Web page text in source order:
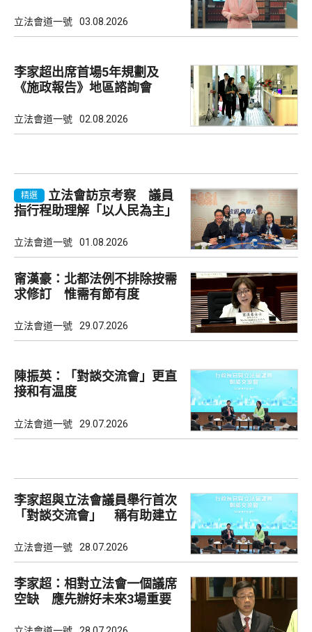
立法會道一號 03.08.2026
李家超出席首場5年規劃及
《施政報告》地區諮詢會
立法會道一號 02.08.2026
精選
立法會訪京考察 議員
指行程助理解「以人民為主」
立法會道一號 01.08.2026
甯漢豪：北都法例不排除按需
求修訂 惟需有節有度
立法會道一號 29.07.2026
陳振英：「對談交流會」更直
接和有温度
立法會道一號 29.07.2026
李家超與立法會議員舉行首次
「對談交流會」 稱有助建立
立法會道一號 28.07.2026
李家超：相對立法會一個議席
空缺 應先辦好未來3場重要